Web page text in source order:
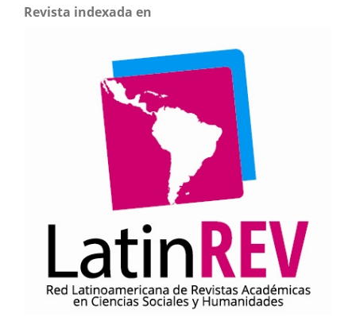
Revista indexada en